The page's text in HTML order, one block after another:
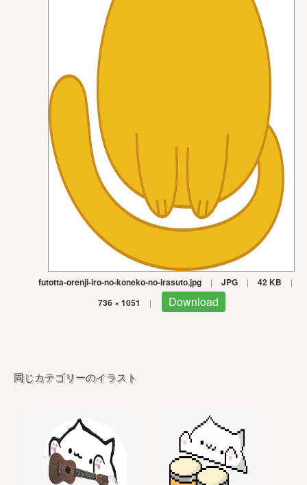
futotta-orenji-iro-no-koneko-no-irasuto.jpg | JPG | 42 KB |
736 × 1051 | Download
同じカテゴリーのイラスト